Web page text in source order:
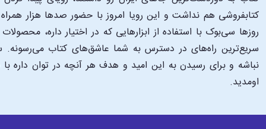
کتابفروشی هم نداشت و این رویا امروز با حضور صدها هزار
‌روزها سی‌بوک با استفاده از ابزارهایی که در اختیار داره،
سریع‌ترین راه‌های در دسترس به شما عاشق‌های کتاب می‌رسونه.
نباشه و برای رسیدن به این امید و هدف هر آنچه در توان
اومدید.